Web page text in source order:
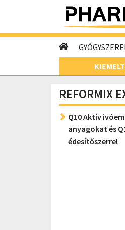
REFORMIX
Q10 Aktív
anyagokat és
édesítőszerrel